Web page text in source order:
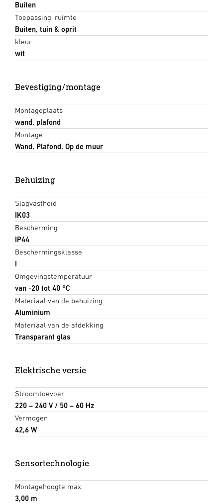
Buiten
Toepassing, ruimte
Buiten, tuin & oprit
kleur
wit
Bevestiging/montage
Montageplaats
wand, plafond
Montage
Wand, Plafond, Op de muur
Behuizing
Slagvastheid
IK03
Bescherming
IP44
Beschermingsklasse
I
Omgevingstemperatuur
van -20 tot 40 °C
Materiaal van de behuizing
Aluminium
Materiaal van de afdekking
Transparant glas
Elektrische versie
Stroomtoevoer
220 – 240 V / 50 – 60 Hz
Vermogen
42,6 W
Sensortechnologie
Montagehoogte max.
3,00 m